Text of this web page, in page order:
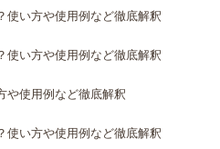
使い方や使用例など徹底解釈
使い方や使用例など徹底解釈
や使用例など徹底解釈
使い方や使用例など徹底解釈